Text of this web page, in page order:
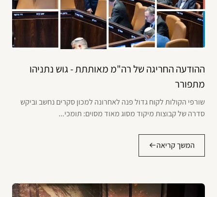
ההודעה החריגה של רה"מ מאותתת - גוש נתניהו
מתפורר
שורפי הקולות לקוח גדול פנה לאחרונה למכון סקרים נחשב וביקש
סדרה של קבוצות מיקוד מסוג מאוד מסוים: תומכי...
המשך קריאה